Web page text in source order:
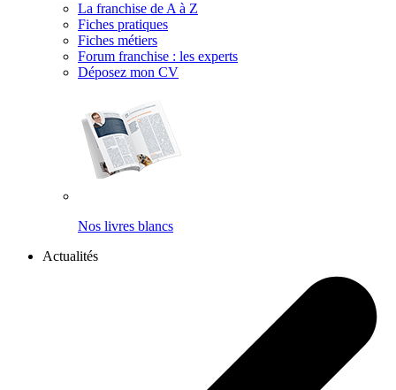
La franchise de A à Z
Fiches pratiques
Fiches métiers
Forum franchise : les experts
Déposez mon CV
Nos livres blancs
Actualités